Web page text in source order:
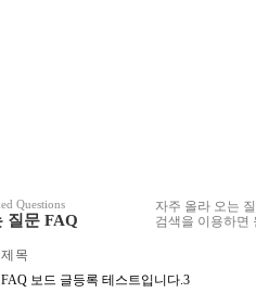
Questions
질문 FAQ
자주 올라 오는
검색을 이용하면
목
FAQ 보드 글등록 테스트입니다.3